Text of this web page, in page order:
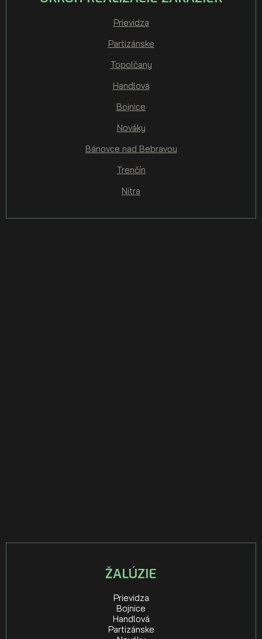
Prievidza
Partizánske
Topolčany
Handlová
Bojnice
Nováky
Bánovce nad Bebravou
Trenčín
Nitra
ŽALÚZIE
Prievidza
Bojnice
Handlová
Partizánske